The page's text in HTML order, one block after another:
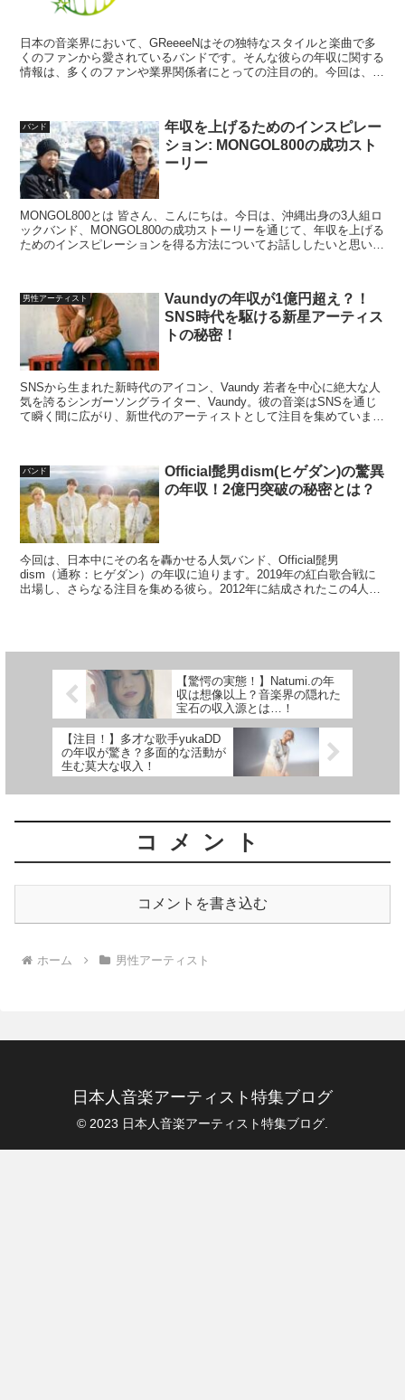
日本の音楽界において、GReeeeNはその独特なスタイルと楽曲で多
くのファンから愛されているバンドです。そんな彼らの年収に関する
情報は、多くのファンや業界関係者にとっての注目の的。今回は、一
バンド
年収を上げるためのインスピレー
ション: MONGOL800の成功スト
ーリー
MONGOL800とは 皆さん、こんにちは。今日は、沖縄出身の3人組ロ
ックバンド、MONGOL800の成功ストーリーを通じて、年収を上げる
ためのインスピレーションを得る方法についてお話ししたいと思いま
男性アーティスト
Vaundyの年収が1億円超え？！
SNS時代を駆ける新星アーティス
トの秘密！
SNSから生まれた新時代のアイコン、Vaundy 若者を中心に絶大な人
気を誇るシンガーソングライター、Vaundy。彼の音楽はSNSを通じ
て瞬く間に広がり、新世代のアーティストとして注目を集めていま
バンド
Official髭男dism(ヒゲダン)の驚異
の年収！2億円突破の秘密とは？
今回は、日本中にその名を轟かせる人気バンド、Official髭男
dism（通称：ヒゲダン）の年収に迫ります。2019年の紅白歌合戦に
出場し、さらなる注目を集める彼ら。2012年に結成されたこの4人組
【驚愕の実態！】Natumi.の年
収は想像以上？音楽界の隠れた
宝石の収入源とは…！
【注目！】多才な歌手yukaDD
の年収が驚き？多面的な活動が
生む莫大な収入！
コメント
コメントを書き込む
ホーム 男性アーティスト
日本人音楽アーティスト特集ブログ
© 2023 日本人音楽アーティスト特集ブログ.